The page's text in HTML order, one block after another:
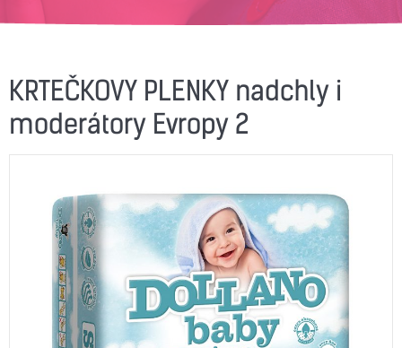
KRTEČKOVY PLENKY nadchly i
moderátory Evropy 2